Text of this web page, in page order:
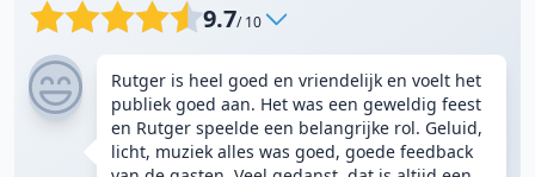
9.7/ 10
Rutger is heel goed en vriendelijk en voelt het
publiek goed aan. Het was een geweldig feest
en Rutger speelde een belangrijke rol. Geluid,
licht, muziek alles was goed, goede feedback